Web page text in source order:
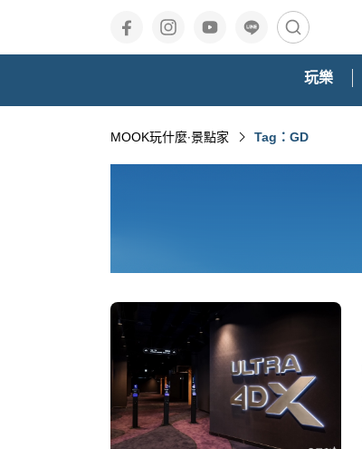
玩樂
MOOK玩什麼‧景點家 Tag：GD